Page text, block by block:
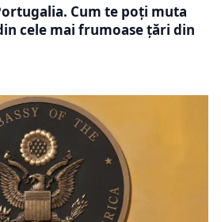
Cum te poți muta
cele mai frumoase țări din